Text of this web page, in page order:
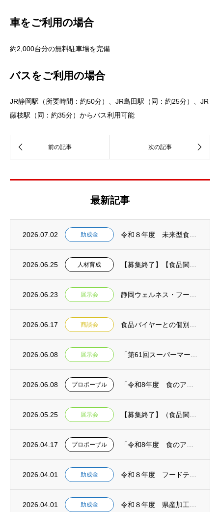
車をご利用の場合
約2,000台分の無料駐車場を完備
バスをご利用の場合
JR静岡駅（所要時間：約50分）、JR島田駅（同：約25分）、JR
藤枝駅（同：約35分）からバス利用可能
最新記事
2026.07.02 助成金
2026.06.25 人材育成
2026.06.23 展示会
2026.06.17 商談会
2026.06.08 展示会
2026.06.08 プロポーザル
2026.05.25 展示会
2026.04.17 プロポーザル
2026.04.01 助成金
2026.04.01 助成金